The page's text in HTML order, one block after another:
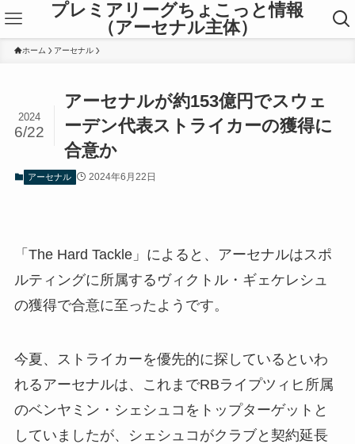
プレミアリーグちょこっと情報
（アーセナル主体）
ホーム アーセナル
アーセナルが約153億円でスウェ
ーデン代表ストライカーの獲得に
合意か
2024
6/22
アーセナル 2024年6月22日
「The Hard Tackle」によると、アーセナルはスポ
ルティングに所属するヴィクトル・ギェケレシュ
の獲得で合意に至ったようです。
今夏、ストライカーを優先的に探しているといわ
れるアーセナルは、これまでRBライプツィヒ所属
のベンヤミン・シェシュコをトップターゲットと
していましたが、シェシュコがクラブと契約延長